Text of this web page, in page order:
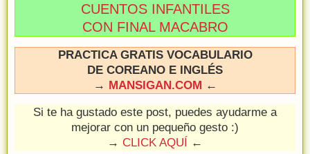
CUENTOS INFANTILES
CON FINAL MACABRO
PRACTICA GRATIS VOCABULARIO
DE COREANO E INGLÉS
→ MANSIGAN.COM ←
Si te ha gustado este post, puedes ayudarme a
mejorar con un pequeño gesto :)
→ CLICK AQUÍ ←